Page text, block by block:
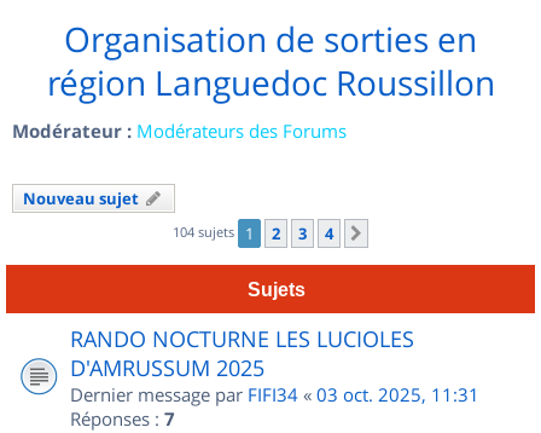
Organisation de sorties en
région Languedoc Roussillon
Modérateur : Modérateurs des Forums
Nouveau sujet
104 sujets 1 2 3 4
Sujets
RANDO NOCTURNE LES LUCIOLES
D'AMRUSSUM 2025
Dernier message par FIFI34 « 03 oct. 2025, 11:31
Réponses : 7